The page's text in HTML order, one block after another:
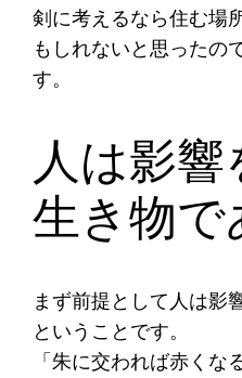
剣に考えるなら住む場
もしれないと思ったの
す。
人は影響
生き物で
まず前提として人は影
ということです。
「朱に交われば赤くな